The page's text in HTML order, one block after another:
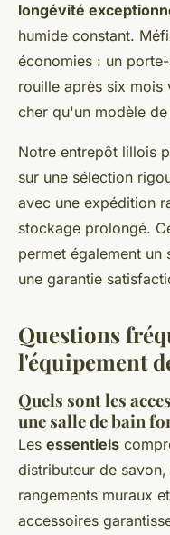
longévité
humide constant.
économies : un
rouille après six mois
cher qu'un modèle
Notre entrepôt lillois
sur une sélection
avec une expédition
stockage prolongé.
permet également
une garantie
Questions
l'équipement
Quels sont les
une salle de bain
Les essentiels
distributeur de
rangements muraux
accessoires